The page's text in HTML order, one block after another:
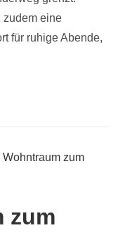
zudem eine
für ruhige Abende,
zum